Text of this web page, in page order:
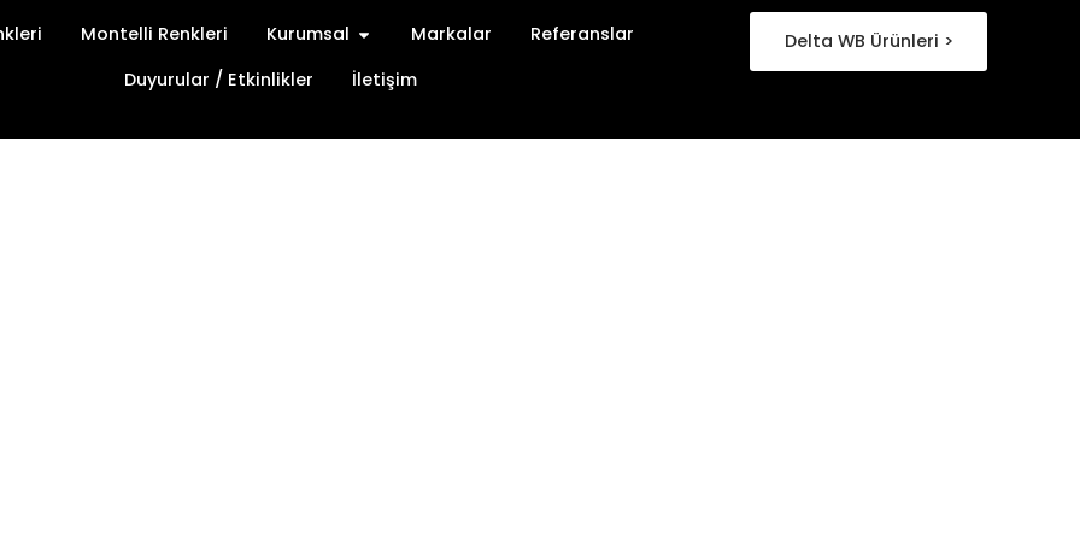
Montelli Renkleri Kurumsal Open Kurumsal
Markalar
Referanslar
Duyurular / Etkinlikler
İletişim
Delta WB Ürünleri >